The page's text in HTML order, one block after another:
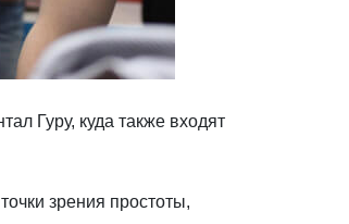
Гуру, куда также входят
зрения простоты,